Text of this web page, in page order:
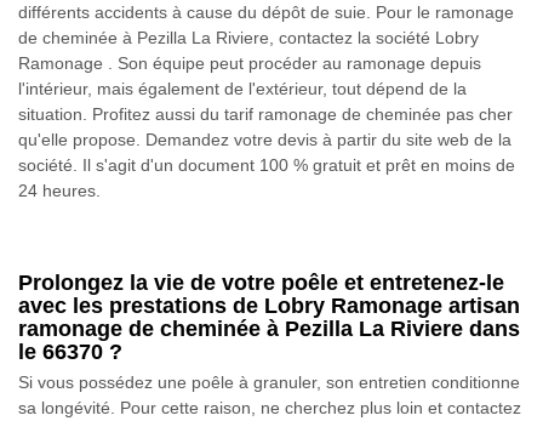
différents accidents à cause du dépôt de suie. Pour le ramonage
de cheminée à Pezilla La Riviere, contactez la société Lobry
Ramonage . Son équipe peut procéder au ramonage depuis
l'intérieur, mais également de l'extérieur, tout dépend de la
situation. Profitez aussi du tarif ramonage de cheminée pas cher
qu'elle propose. Demandez votre devis à partir du site web de la
société. Il s'agit d'un document 100 % gratuit et prêt en moins de
24 heures.
Prolongez la vie de votre poêle et entretenez-le
avec les prestations de Lobry Ramonage artisan
ramonage de cheminée à Pezilla La Riviere dans
le 66370 ?
Si vous possédez une poêle à granuler, son entretien conditionne
sa longévité. Pour cette raison, ne cherchez plus loin et contactez